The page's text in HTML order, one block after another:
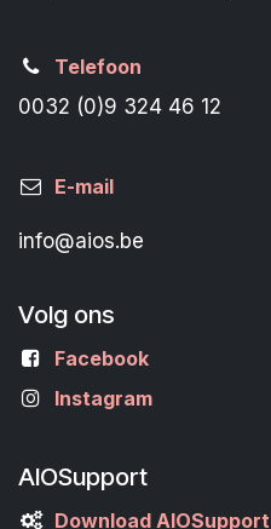
Telefoon
0032 (0)9 324 46 12
E-mail
info@aios.be
Volg ons
Facebook
Instagram
AIOSupport
Download AIOSupport